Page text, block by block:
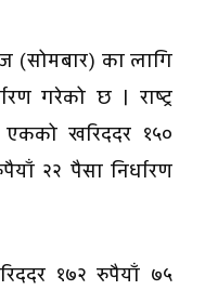
(सोमबार) का लागि
गरेको छ । राष्ट्र
खरिददर १५०
२२ पैसा निर्धारण
१७२ रुपैयाँ ७५